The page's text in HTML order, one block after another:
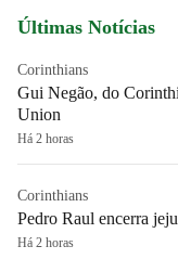
Últimas Notícias
Corinthians
Gui Negão, do
Union
Há 2 horas
Corinthians
Pedro Raul encerra
Há 2 horas